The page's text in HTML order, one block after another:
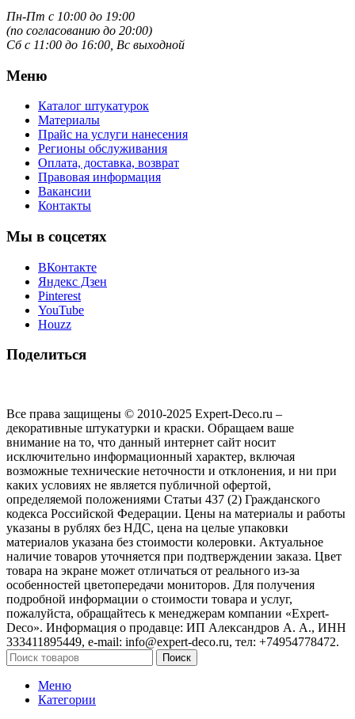
Пн-Пт с 10:00 до 19:00
(по согласованию до 20:00)
Сб с 11:00 до 16:00, Вс выходной
Меню
Каталог штукатурок
Материалы
Прайс на услуги нанесения
Регионы обслуживания
Оплата, доставка, возврат
Правовая информация
Вакансии
Контакты
Мы в соцсетях
ВКонтакте
Яндекс Дзен
Pinterest
YouTube
Houzz
Поделиться
Все права защищены © 2010-2025 Expert-Deco.ru –
декоративные штукатурки и краски. Обращаем ваше
внимание на то, что данный интернет сайт носит
исключительно информационный характер, включая
возможные технические неточности и отклонения, и ни при
каких условиях не является публичной офертой,
определяемой положениями Статьи 437 (2) Гражданского
кодекса Российской Федерации. Цены на материалы и работы
указаны в рублях без НДС, цена на целые упаковки
материалов указана без стоимости колеровки. Актуальное
наличие товаров уточняется при подтверждении заказа. Цвет
товара на экране может отличаться от реального из‑за
особенностей цветопередачи мониторов. Для получения
подробной информации о стоимости товара и услуг,
пожалуйста, обращайтесь к менеджерам компании «Expert-
Deco». Информация о продавце: ИП Александров А. А., ИНН
333411895449, e-mail: info@expert-deco.ru, тел: +74954778472.
Поиск
Меню
Категории